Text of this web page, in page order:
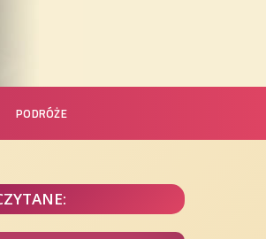
PODRÓŻE